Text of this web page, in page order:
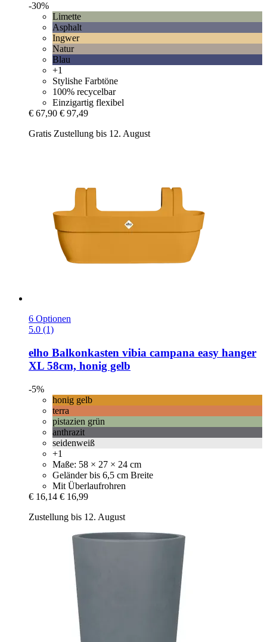
-30%
Limette
Asphalt
Ingwer
Natur
Blau
+1
Stylishe Farbtöne
100% recycelbar
Einzigartig flexibel
€ 67,90 € 97,49
Gratis Zustellung bis 12. August
6 Optionen
5.0 (1)
elho Balkonkasten vibia campana easy hanger
XL 58cm, honig gelb
-5%
honig gelb
terra
pistazien grün
anthrazit
seidenweiß
+1
Maße: 58 × 27 × 24 cm
Geländer bis 6,5 cm Breite
Mit Überlaufrohren
€ 16,14 € 16,99
Zustellung bis 12. August